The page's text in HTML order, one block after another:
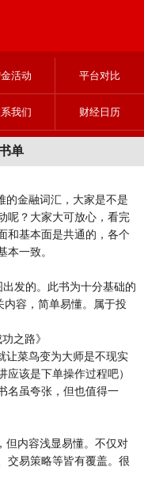
活动 平台对比
我们 财经日历
单
金融词汇，大家是不是
呢？大家大可放心，看完
和基本面是共通的，各个
本一致。
发的。此书为十分基础的
容，简单易懂。属于投
之路》
菜鸟变为大师是不现实
该是下单操作过程吧）
名虽夸张，但也值得一
内容浅显易懂。不仅对
交易策略等皆有覆盖。很